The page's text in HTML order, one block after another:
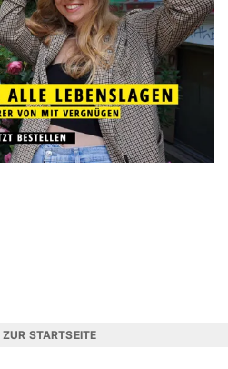
STARTSEITE